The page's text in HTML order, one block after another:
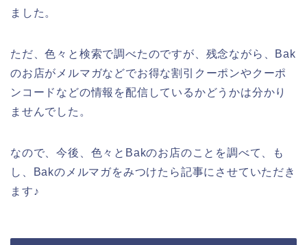
ました。
ただ、色々と検索で調べたのですが、残念ながら、Bak
のお店がメルマガなどでお得な割引クーポンやクーポ
ンコードなどの情報を配信しているかどうかは分かり
ませんでした。
なので、今後、色々とBakのお店のことを調べて、も
し、Bakのメルマガをみつけたら記事にさせていただき
ます♪